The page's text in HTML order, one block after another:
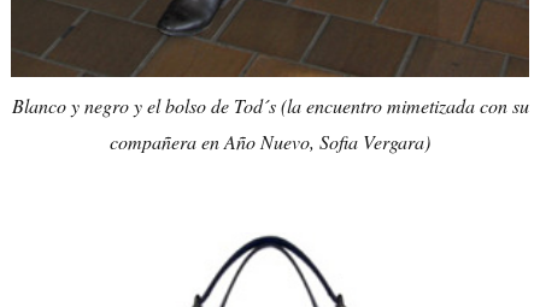
Blanco y negro y el bolso de Tod´s (la encuentro mimetizada con su
compañera en Año Nuevo, Sofia Vergara)